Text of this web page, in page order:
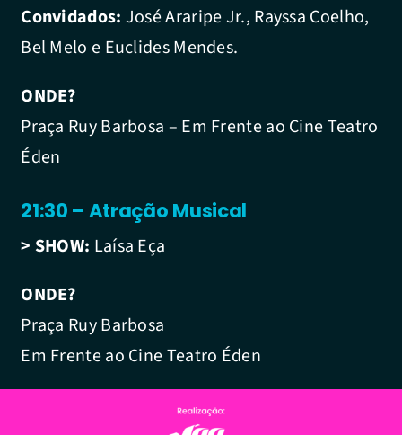
Convidados: José Araripe Jr., Rayssa Coelho,
Bel Melo e Euclides Mendes.
ONDE?
Praça Ruy Barbosa – Em Frente ao Cine Teatro
Éden
21:30 – Atração Musical
> SHOW: Laísa Eça
ONDE?
Praça Ruy Barbosa
Em Frente ao Cine Teatro Éden